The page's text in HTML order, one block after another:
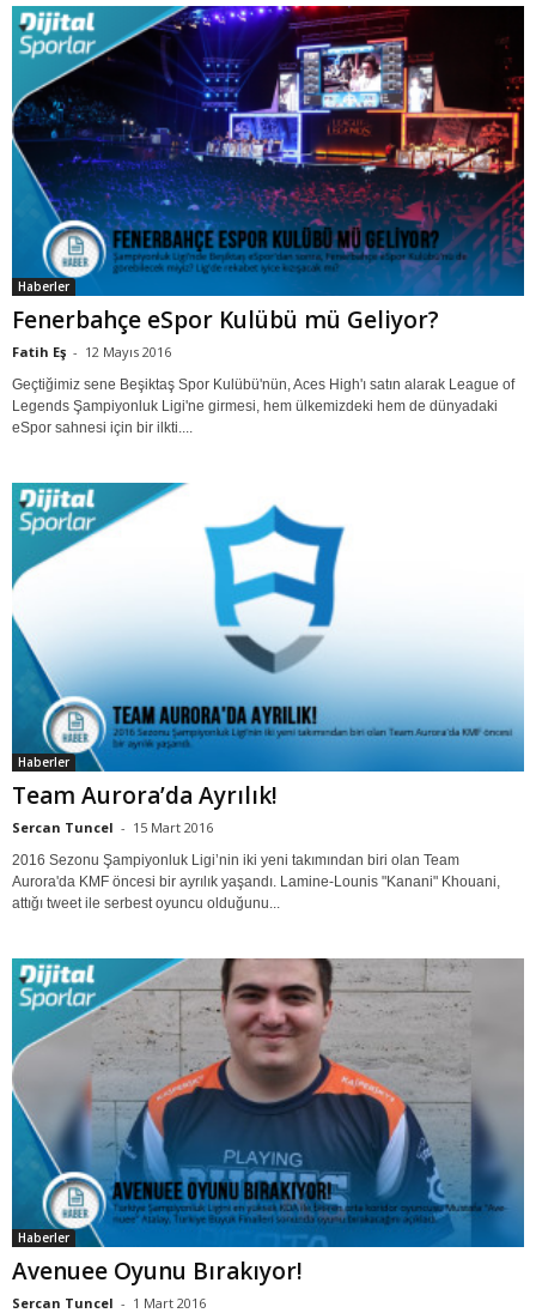
Haberler
Fenerbahçe eSpor Kulübü mü Geliyor?
Fatih Eş - 12 Mayıs 2016
Geçtiğimiz sene Beşiktaş Spor Kulübü'nün, Aces High'ı satın alarak League of
Legends Şampiyonluk Ligi'ne girmesi, hem ülkemizdeki hem de dünyadaki
eSpor sahnesi için bir ilkti....
Haberler
Team Aurora’da Ayrılık!
Sercan Tuncel - 15 Mart 2016
2016 Sezonu Şampiyonluk Ligi’nin iki yeni takımından biri olan Team
Aurora'da KMF öncesi bir ayrılık yaşandı. Lamine-Lounis "Kanani" Khouani,
attığı tweet ile serbest oyuncu olduğunu...
Haberler
Avenuee Oyunu Bırakıyor!
Sercan Tuncel - 1 Mart 2016